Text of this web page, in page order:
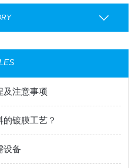
及注意事项
镀膜工艺？
设备